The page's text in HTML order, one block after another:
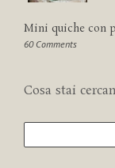
Mini quiche con
60 Comments
Cosa stai